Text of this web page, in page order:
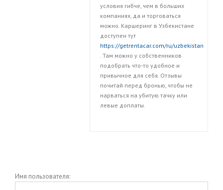
условия гибче, чем в больших
компаниях, да и торговаться
можно. Каршеринг в Узбекистане
доступен тут
https://getrentacar.com/ru/uzbekistan
. Там можно у собственников
подобрать что-то удобное и
привычное для себя. Отзывы
почитай перед бронью, чтобы не
нарваться на убитую тачку или
левые доплаты.
Имя пользователя: